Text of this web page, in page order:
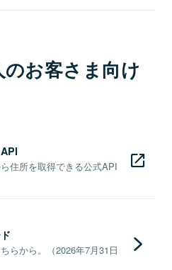
お客さま向け
住所を取得できる公式API
らから。（2026年7月31日